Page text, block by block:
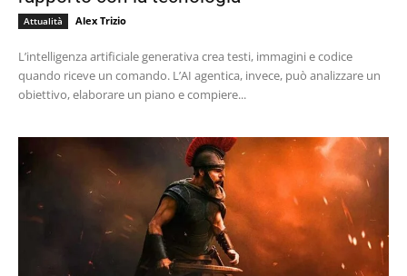
Attualità Alex Trizio
L’intelligenza artificiale generativa crea testi, immagini e codice
quando riceve un comando. L’AI agentica, invece, può analizzare un
obiettivo, elaborare un piano e compiere...